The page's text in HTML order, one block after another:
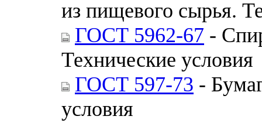
из пищевого сырья.
ГОСТ 5962-67 -
Технические условия
ГОСТ 597-73 -
условия